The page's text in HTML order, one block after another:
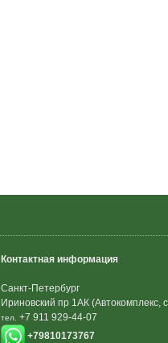
Контактная информация
Санкт-Петербург
Ириновский пр 1АК (Автокомплекс,
тел. +7 911 929-44-07
+79810173767